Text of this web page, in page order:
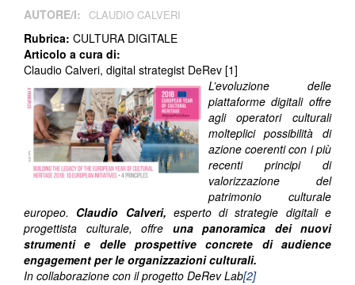
AUTORE/I: CLAUDIO CALVERI
Rubrica: CULTURA DIGITALE
Articolo a cura di:
Claudio Calveri, digital strategist DeRev [1]
L’evoluzione delle
piattaforme digitali offre
agli operatori culturali
molteplici possibilità di
azione coerenti con i più
recenti principi di
valorizzazione del
patrimonio culturale
europeo. Claudio Calveri, esperto di strategie digitali e
progettista culturale, offre una panoramica dei nuovi
strumenti e delle prospettive concrete di audience
engagement per le organizzazioni culturali.
In collaborazione con il progetto DeRev Lab[2]